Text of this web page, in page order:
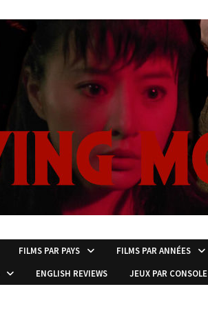
FILMS PAR PAYS FILMS PAR ANNÉES
ENGLISH REVIEWS JEUX PAR CONSOLE